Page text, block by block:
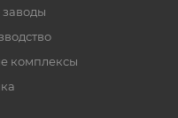
комплексы